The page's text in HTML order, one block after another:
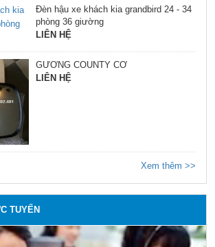
Đèn hậu xe khách kia grandbird 24 - 34
phòng 36 giường
LIÊN HỆ
GƯƠNG COUNTY CƠ
LIÊN HỆ
Xem thêm >>
TUYẾN